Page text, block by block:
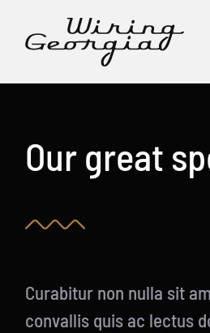
Our great
Curabitur non nulla sit
convallis quis ac lectus